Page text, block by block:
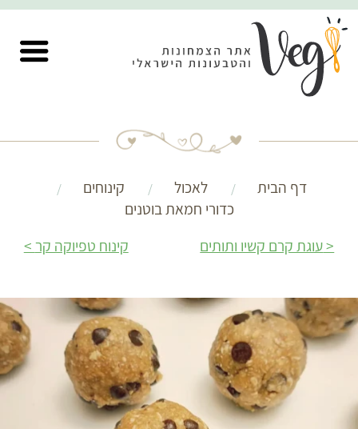
דף הבית לאכול
קינוחים
כדורי חמאת בוטנים
עוגת קרם קשיו ותותים
קינוח טפיוקה קר